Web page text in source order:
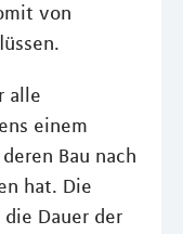
von
alle
einem
Bau nach
hat. Die
Dauer der